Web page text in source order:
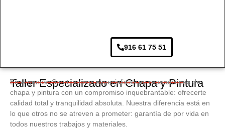
916 61 75 51
Taller Especializado en Chapa y Pintura
EnArgencar Sport, somos especialistas en reparaciones de
chapa y pintura con un compromiso inquebrantable: ofrecerte
calidad total y tranquilidad absoluta. Nuestra diferencia está en
lo que otros no se atreven a prometer: garantía de por vida en
todos nuestros trabajos y materiales.